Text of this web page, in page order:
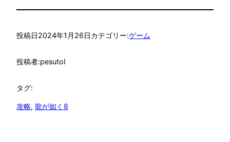
投稿日2024年1月26日カテゴリー:ゲーム
投稿者:pesutol
タグ:
攻略, 龍が如く8